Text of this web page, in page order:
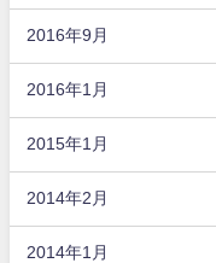
2016年9月
2016年1月
2015年1月
2014年2月
2014年1月